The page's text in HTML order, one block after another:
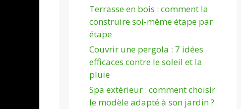
Terrasse en bois : comment la
construire soi-même étape par
étape
Couvrir une pergola : 7 idées
efficaces contre le soleil et la
pluie
Spa extérieur : comment choisir
le modèle adapté à son jardin ?